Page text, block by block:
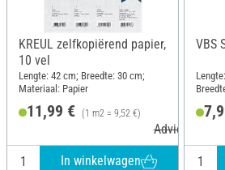
KREUL zelfkopiërend papier,
10 vel
Lengte: 42 cm; Breedte: 30 cm;
Materiaal: Papier
11,99 € (1 m2 = 9,52 €)
Adviesprijs
In winkelwagen
VBS